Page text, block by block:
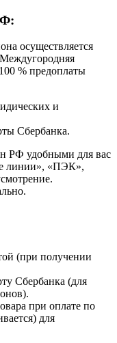
осуществляется
% предоплаты
и
Сбербанка.
РФ удобными для вас
линии», «ПЭК»,
(при получении
Сбербанка (для
при оплате по
для